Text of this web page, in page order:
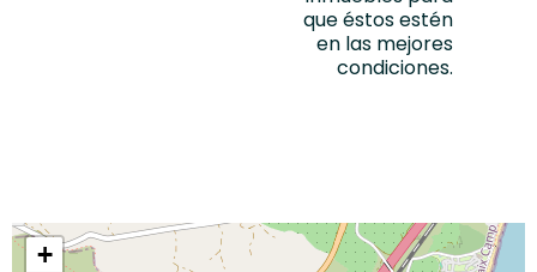
que éstos estén
en las mejores
condiciones.
+